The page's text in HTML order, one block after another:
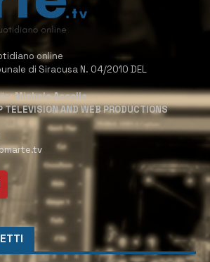
online
di Siracusa N. 04/2010 DEL
Michele Accolla
TELEVISION AND WEB PRODUCTIONS